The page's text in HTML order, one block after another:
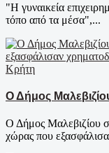
"Η γυναικεία
τόπο από τα μέσα",...
Κρήτη
Ο Δήμος
Ο Δήμος Μαλεβιζίου
χώρας που